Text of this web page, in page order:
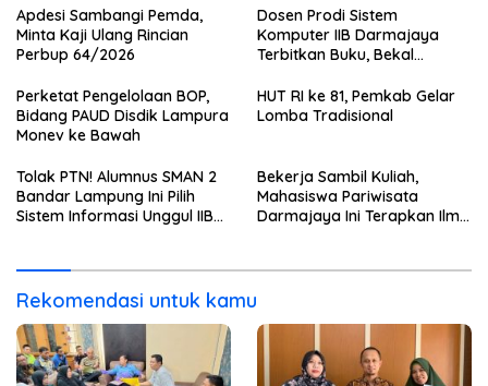
Apdesi Sambangi Pemda,
Minta Kaji Ulang Rincian
Perbup 64/2026
Dosen Prodi Sistem
Komputer IIB Darmajaya
Terbitkan Buku, Bekal
Sensor dan Aktuator
Perketat Pengelolaan BOP,
Bidang PAUD Disdik Lampura
Monev ke Bawah
HUT RI ke 81, Pemkab Gelar
Lomba Tradisional
Tolak PTN! Alumnus SMAN 2
Bandar Lampung Ini Pilih
Sistem Informasi Unggul IIB
Bekerja Sambil Kuliah,
Mahasiswa Pariwisata
Darmajaya Ini Terapkan Ilmu
Rekomendasi untuk kamu